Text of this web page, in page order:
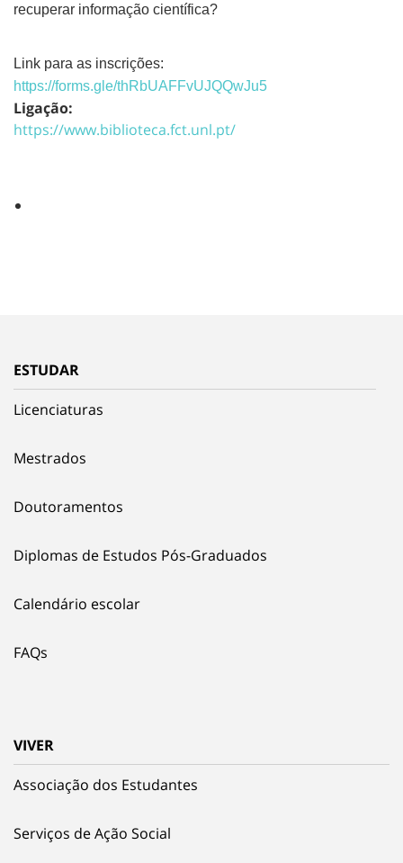
recuperar informação científica?
Link para as inscrições:
https://forms.gle/thRbUAFFvUJQQwJu5
Ligação:
https://www.biblioteca.fct.unl.pt/
ESTUDAR
Licenciaturas
Mestrados
Doutoramentos
Diplomas de Estudos Pós-Graduados
Calendário escolar
FAQs
VIVER
Associação dos Estudantes
Serviços de Ação Social